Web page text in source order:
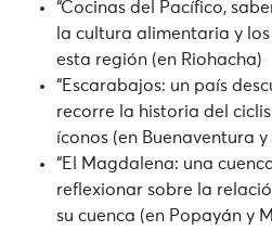
“Cocinas del Pacífico,
la cultura alimentaria y
esta región (en Riohacha)
“Escarabajos: un país
recorre la historia del
íconos (en Buenaventura y
“El Magdalena: una
reflexionar sobre la
su cuenca (en Popayán y